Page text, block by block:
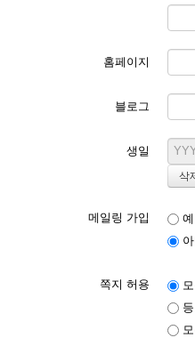
홈페이지
블로그
생일
메일링 가입
예
쪽지 허용